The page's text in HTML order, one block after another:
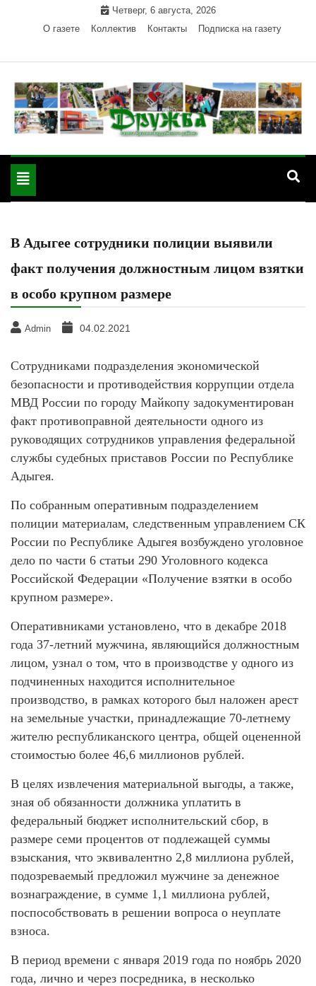
Четверг, 6 августа, 2026
О газете
Коллектив Контакты Подписка на газету
"Дружба" — газета
Красногвардейского района Республики Адыгея
Toggle
navigation
В Адыгее сотрудники полиции выявили
факт получения должностным лицом взятки
в особо крупном размере
Admin 04.02.2021
Сотрудниками подразделения экономической
безопасности и противодействия коррупции отдела
МВД России по городу Майкопу задокументирован
факт противоправной деятельности одного из
руководящих сотрудников управления федеральной
службы судебных приставов России по Республике
Адыгея.
По собранным оперативным подразделением
полиции материалам, следственным управлением СК
России по Республике Адыгея возбуждено уголовное
дело по части 6 статьи 290 Уголовного кодекса
Российской Федерации «Получение взятки в особо
крупном размере».
Оперативниками установлено, что в декабре 2018
года 37-летний мужчина, являющийся должностным
лицом, узнал о том, что в производстве у одного из
подчиненных находится исполнительное
производство, в рамках которого был наложен арест
на земельные участки, принадлежащие 70-летнему
жителю республиканского центра, общей оцененной
стоимостью более 46,6 миллионов рублей.
В целях извлечения материальной выгоды, а также,
зная об обязанности должника уплатить в
федеральный бюджет исполнительский сбор, в
размере семи процентов от подлежащей суммы
взыскания, что эквивалентно 2,8 миллиона рублей,
подозреваемый предложил мужчине за денежное
вознаграждение, в сумме 1,1 миллиона рублей,
поспособствовать в решении вопроса о неуплате
взноса.
В период времени с января 2019 года по ноябрь 2020
года, лично и через посредника, в несколько